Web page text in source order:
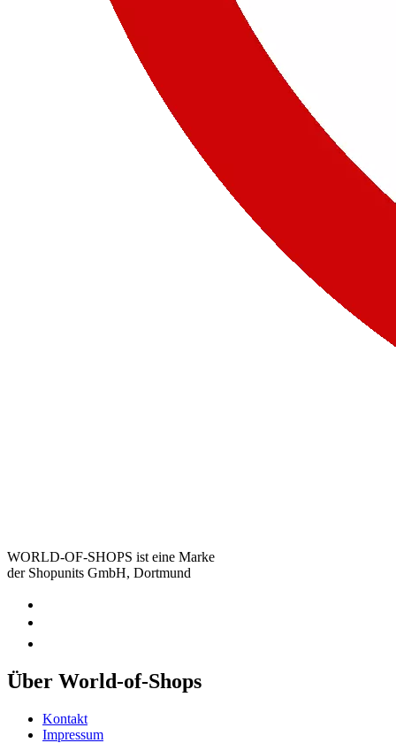
WORLD-OF-SHOPS ist eine Marke
der Shopunits GmbH, Dortmund
Über World-of-Shops
Kontakt
Impressum